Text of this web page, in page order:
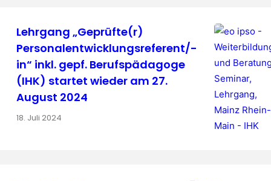
Lehrgang „Geprüfte(r)
Personalentwicklungsreferent/-
in“ inkl. gepf. Berufspädagoge
(IHK) startet wieder am 27.
August 2024
18. Juli 2024